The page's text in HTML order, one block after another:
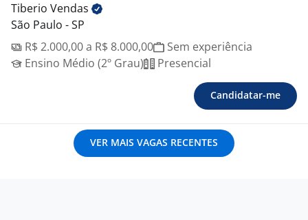
Tiberio Vendas
São Paulo - SP
R$ 2.000,00 a R$ 8.000,00
Sem experiência
Ensino Médio (2º Grau)
Presencial
Candidatar-me
VER MAIS VAGAS RECENTES